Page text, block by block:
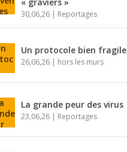
30,06,26 | Reportages
Un protocole bien fragile
26,06,26 | hors les murs
La grande peur des virus
23,06,26 | Reportages